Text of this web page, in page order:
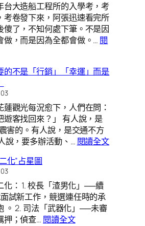
字
盤：
東
華
畢
念
台大造船工程所的入學考，考
考卷發下來，阿張迅速看完所
傻了，不知何處下筆。不是因
做，而是因為全都會做。… 閱
！
的不是「行銷」「幸運」而是
蓮觀光每況愈下，人們在問：
遊客找回來？」 有人說，是
害的。有人說，是交通不方
說，要多辦活動、… 閱讀全文:
化”占星圖
化： 1. 校長「渣男化」──續
試新工作，競選連任時的承
。 2. 司法「武器化」──未審
押；偵查… 閱讀全文: